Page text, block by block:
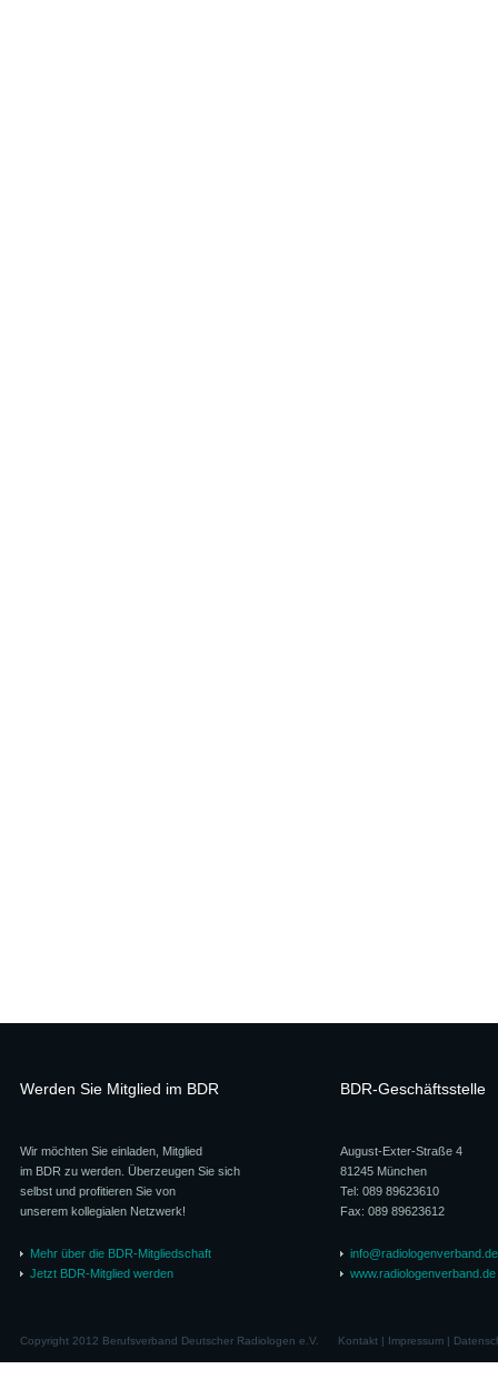
Werden Sie Mitglied im BDR
Wir möchten Sie einladen, Mitglied
im BDR zu werden. Überzeugen Sie sich
selbst und profitieren Sie von
unserem kollegialen Netzwerk!
Mehr über die BDR-Mitgliedschaft
Jetzt BDR-Mitglied werden
BDR-Geschäftsstelle
August-Exter-Straße 4
81245 München
Tel: 089 89623610
Fax: 089 89623612
info@radiologenverband.de
www.radiologenverband.de
Copyright 2012 Berufsverband Deutscher Radiologen e.V. Kontakt| Impressum|